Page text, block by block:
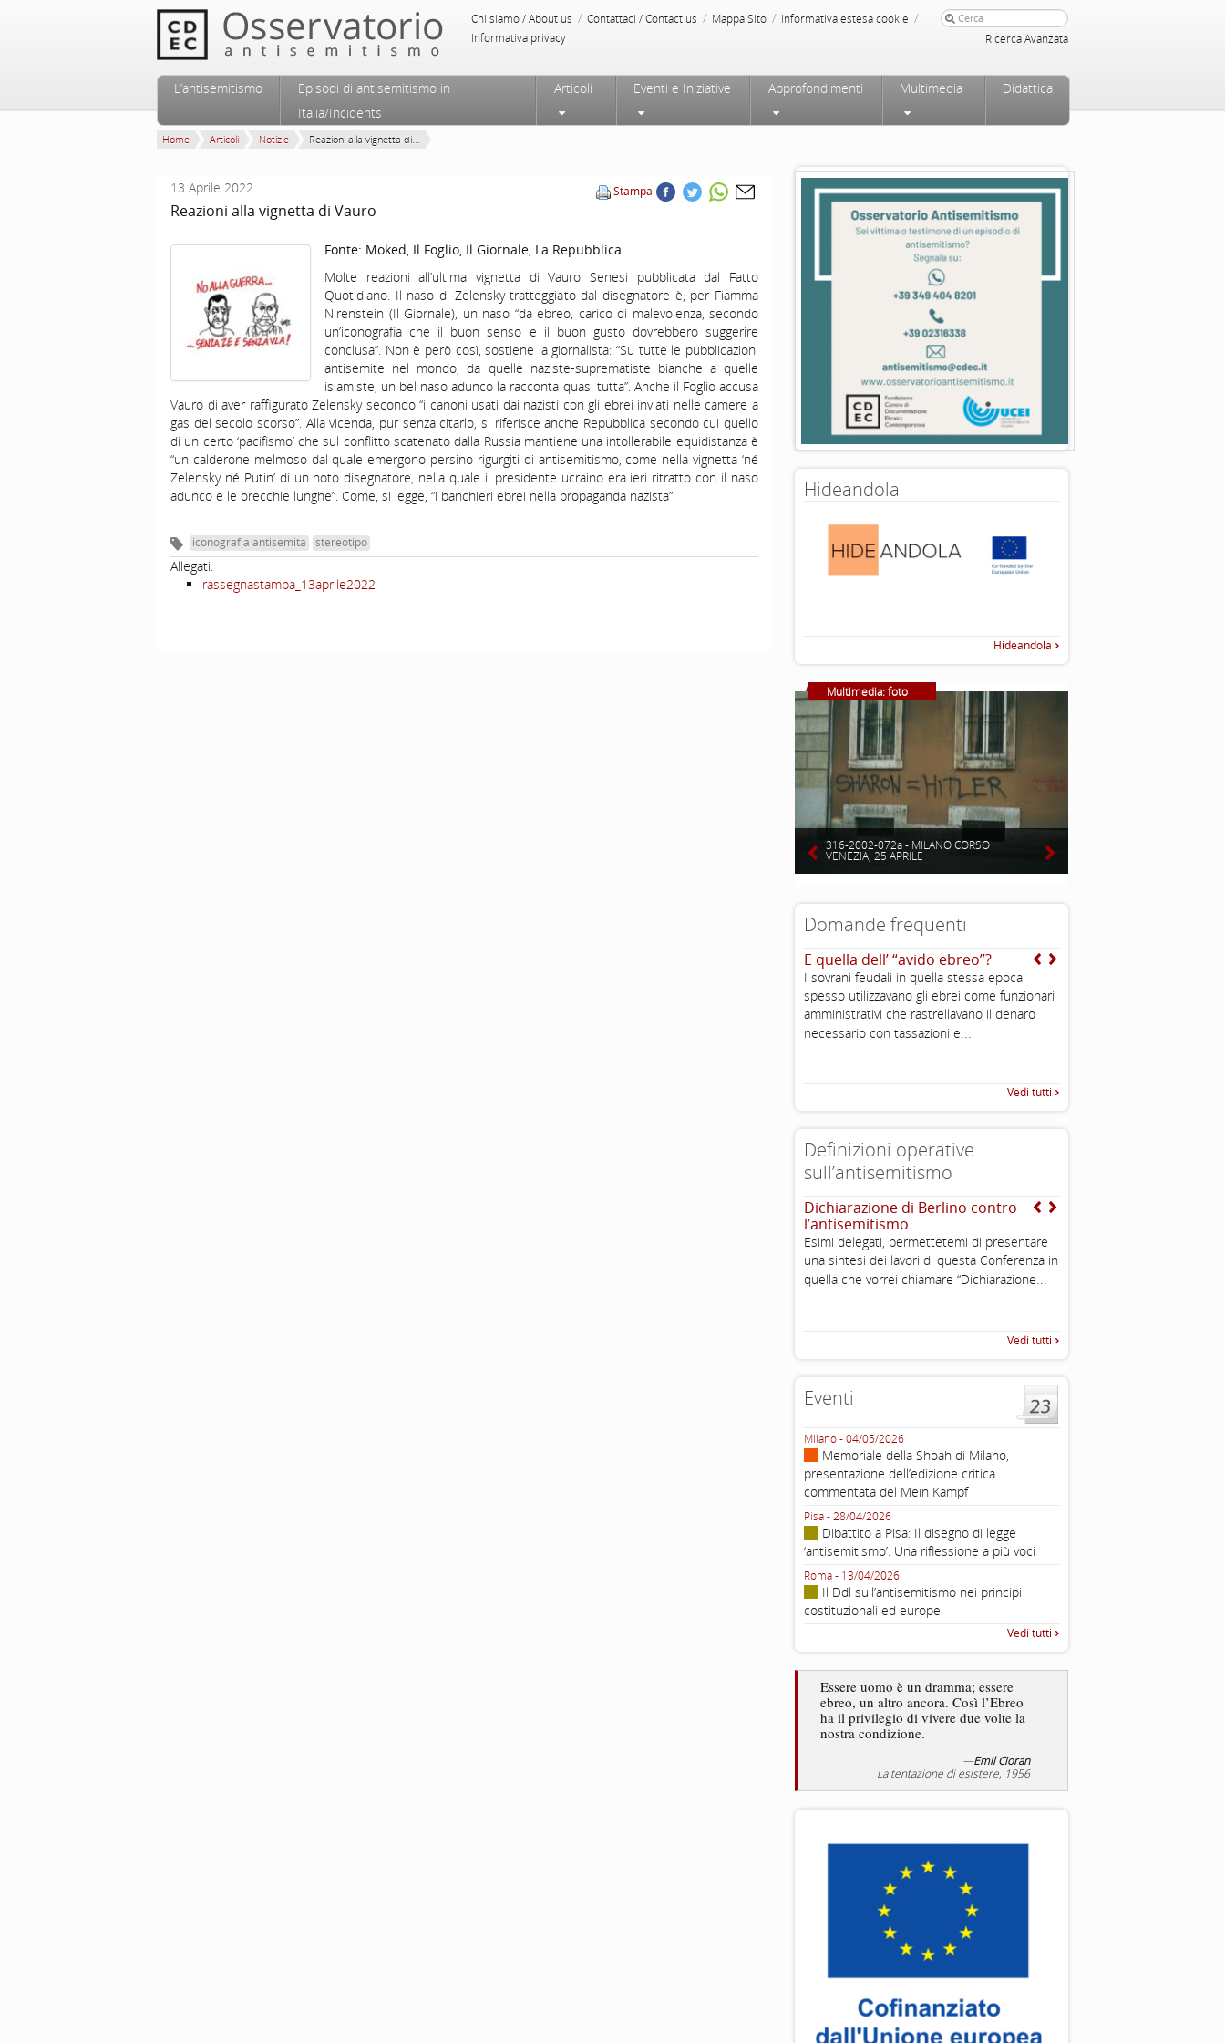
Chi siamo / About us / Contattaci / Contact us / Mappa Sito / Informativa estesa cookie /
Informativa privacy Ricerca Avanzata
Menu principale
Vai al contenuto principale
Vai al contenuto secondario
L’antisemitismo
Episodi di antisemitismo in
Italia/Incidents
Articoli Eventi e Iniziative Approfondimenti Multimedia Didattica
Home Articoli Notizie Reazioni alla vignetta di...
Stampa
13 Aprile 2022
Reazioni alla vignetta di Vauro
Fonte: Moked, Il Foglio, Il Giornale, La Repubblica
Molte reazioni all’ultima vignetta di Vauro Senesi pubblicata dal Fatto
Quotidiano. Il naso di Zelensky tratteggiato dal disegnatore è, per Fiamma
Nirenstein (Il Giornale), un naso “da ebreo, carico di malevolenza, secondo
un’iconografia che il buon senso e il buon gusto dovrebbero suggerire
conclusa”. Non è però così, sostiene la giornalista: “Su tutte le pubblicazioni
antisemite nel mondo, da quelle naziste-suprematiste bianche a quelle
islamiste, un bel naso adunco la racconta quasi tutta”. Anche il Foglio accusa
Vauro di aver raffigurato Zelensky secondo “i canoni usati dai nazisti con gli ebrei inviati nelle camere a
gas del secolo scorso”. Alla vicenda, pur senza citarlo, si riferisce anche Repubblica secondo cui quello
di un certo ‘pacifismo’ che sul conflitto scatenato dalla Russia mantiene una intollerabile equidistanza è
“un calderone melmoso dal quale emergono persino rigurgiti di antisemitismo, come nella vignetta ‘né
Zelensky né Putin’ di un noto disegnatore, nella quale il presidente ucraino era ieri ritratto con il naso
adunco e le orecchie lunghe”. Come, si legge, “i banchieri ebrei nella propaganda nazista”.
iconografia antisemita stereotipo
Allegati:
rassegnastampa_13aprile2022
Hideandola
Hideandola
Multimedia: foto
316-2002-072a - MILANO CORSO
VENEZIA, 25 APRILE
Domande frequenti
E quella dell’ “avido ebreo”?
I sovrani feudali in quella stessa epoca
spesso utilizzavano gli ebrei come funzionari
amministrativi che rastrellavano il denaro
necessario con tassazioni e...
Vedi tutti
Definizioni operative
sull’antisemitismo
Dichiarazione di Berlino contro
l’antisemitismo
Esimi delegati, permettetemi di presentare
una sintesi dei lavori di questa Conferenza in
quella che vorrei chiamare “Dichiarazione...
Vedi tutti
Eventi
Milano - 04/05/2026
Memoriale della Shoah di Milano,
presentazione dell’edizione critica
commentata del Mein Kampf
Pisa - 28/04/2026
Dibattito a Pisa: Il disegno di legge
‘antisemitismo’. Una riflessione a più voci
Roma - 13/04/2026
Il Ddl sull’antisemitismo nei principi
costituzionali ed europei
Vedi tutti
Essere uomo è un dramma; essere
ebreo, un altro ancora. Così l’Ebreo
ha il privilegio di vivere due volte la
nostra condizione.
—Emil Cioran
La tentazione di esistere, 1956